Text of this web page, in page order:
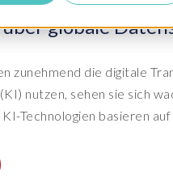
Schulungen
Finden Sie die
globale
zunehmend die digitale
nutzen, sehen sie sich
Technologien basieren auf